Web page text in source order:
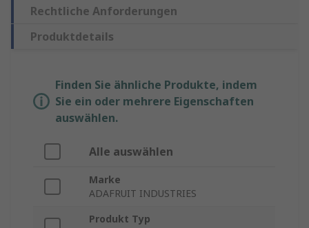
Rechtliche Anforderungen
Produktdetails
Finden Sie ähnliche Produkte, indem
Sie ein oder mehrere Eigenschaften
auswählen.
Alle auswählen
Marke
ADAFRUIT INDUSTRIES
Produkt Typ